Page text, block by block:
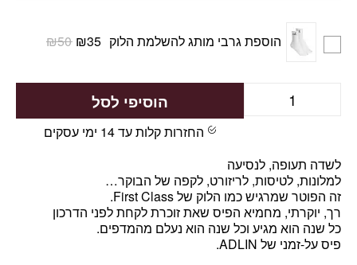
לשדה תעופה, לנסיעה
למלונות, לטיסות, לריזורט, לקפה של הבוקר…
זה הפוטר שמרגיש כמו הלוק של First Class.
רך, יוקרתי, מחמיא הפיס שאת זוכרת לקחת לפני הדרכון
כל שנה הוא מגיע וכל שנה הוא נעלם מהמדפים.
פיס על-זמני של ADLIN.
הוספת גרבי מותג להשלמת הלוק ₪50 ₪35
הוסיפי לסל
החזרות קלות עד 14 ימי עסקים